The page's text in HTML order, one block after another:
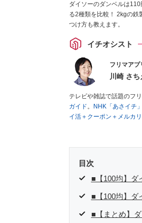
ダイソーのダンベルは
る2種類を比較！ 2kgの鉄
つけ方も教えます。
イチオシスト
フリマアプ
川崎 さち
テレビや雑誌で話題のフ
ガイド。 NHK「あさイチ」
イ活＋クーポン＋メルカ
■経歴：2003年、夫が子
いた時間でできるオーク
を生活の一部に取り入れ
た消費税増税の社会にお
目次
■【100均】ダ
■【100均】ダ
■【まとめ】